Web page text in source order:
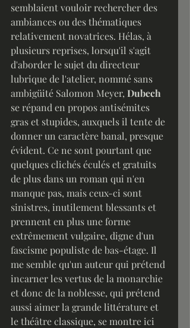
semblaient vouloir rechercher des
ambiances ou des thématiques
relativement novatrices. Hélas, à
plusieurs reprises, lorsqu'il s'agit
d'aborder le sujet du directeur
lubrique de l'atelier, nommé sans
ambigüité Salomon Meyer, Dubech
se répand en propos antisémites
gras et stupides, auxquels il tente de
donner un caractère banal, presque
évident. Ce ne sont pourtant que
quelques clichés éculés et gratuits
de plus dans un roman qui n'en
manque pas, mais ceux-ci sont
sinistres, inutilement blessants et
prennent en plus une forme
extrêmement vulgaire, digne d'un
fascisme populiste de bas-étage. Il
me semble qu'un auteur qui prétend
incarner les vertus de la monarchie
et donc de la noblesse, qui prétend
aussi aimer la grande littérature et
le théâtre classique, se montre ici